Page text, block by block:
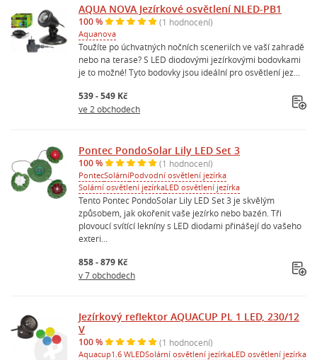
AQUA NOVA Jezírkové osvětlení NLED-PB1
100 % (1 hodnocení)
Aquanova
Toužíte po úchvatných nočních sceneriích ve vaší zahradě
nebo na terase? S LED diodovými jezírkovými bodovkami
je to možné! Tyto bodovky jsou ideální pro osvětlení jez...
539 - 549 Kč
ve 2 obchodech
Pontec PondoSolar Lily LED Set 3
100 % (1 hodnocení)
PontecSolárníPodvodní osvětlení jezírka
Solární osvětlení jezírkaLED osvětlení jezírka
Tento Pontec PondoSolar Lily LED Set 3 je skvělým
způsobem, jak okořenit vaše jezírko nebo bazén. Tři
plovoucí svítící lekníny s LED diodami přinášejí do vašeho
exteri...
858 - 879 Kč
v 7 obchodech
Jezírkový reflektor AQUACUP PL 1 LED, 230/12
V
100 % (1 hodnocení)
Aquacup1.6 WLEDSolární osvětlení jezírkaLED osvětlení jezírka